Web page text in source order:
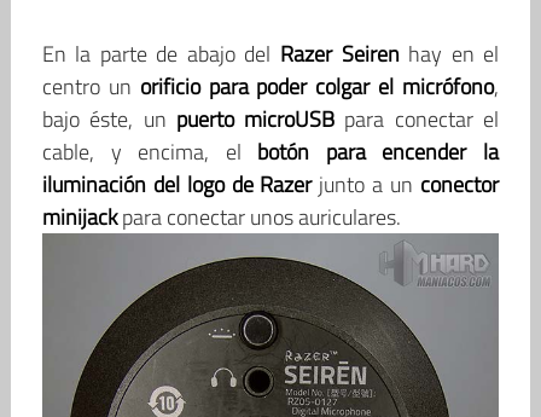
En la parte de abajo del Razer Seirenhay en el
centro un orificio para poder colgar el micrófono,
bajo éste, un puerto microUSB para conectar el
cable, y encima, el botón para encender la
iluminación del logo de Razerjunto a un conector
minijackpara conectar unos auriculares.